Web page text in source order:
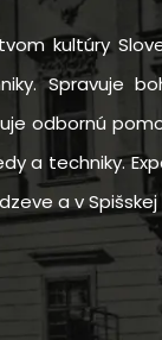
kultúry
Spravuje
odbornú
a techniky.
a v